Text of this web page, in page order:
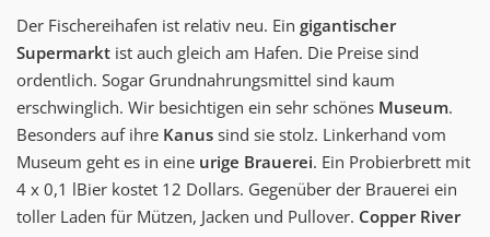
Der Fischereihafen ist relativ neu. Ein gigantischer
Supermarkt ist auch gleich am Hafen. Die Preise sind
ordentlich. Sogar Grundnahrungsmittel sind kaum
erschwinglich. Wir besichtigen ein sehr schönes Museum.
Besonders auf ihre Kanus sind sie stolz. Linkerhand vom
Museum geht es in eine urige Brauerei. Ein Probierbrett mit
4 x 0,1 lBier kostet 12 Dollars. Gegenüber der Brauerei ein
toller Laden für Mützen, Jacken und Pullover. Copper River